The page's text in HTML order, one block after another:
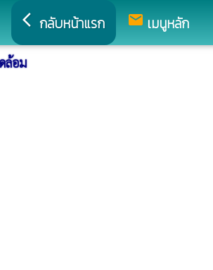
arrow_back_ios กลับหน้าแรก mail เมนูหลัก
ล้อม